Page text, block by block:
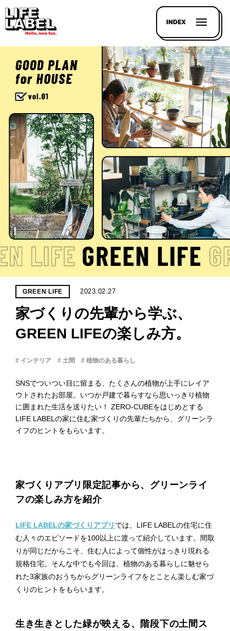
INDEX
記事を
探す
LL
HOUSE
LINE-
UP
PROJECT
WHAT’S
LIFE
LABEL
会社概
要
バシー
ポリシ
GREEN LIFE 2023.02.27
家づくりの先輩から学ぶ、
GREEN LIFEの楽しみ方。
# インテリア # 土間 # 植物のある暮らし
SNSでついつい目に留まる、たくさんの植物が上手にレイア
ウトされたお部屋。いつか戸建で暮らすなら思いっきり植物
に囲まれた生活を送りたい！ ZERO-CUBEをはじめとする
LIFE LABELの家に住む家づくりの先輩たちから、グリーンラ
イフのヒントをもらいます。
家づくりアプリ限定記事から、グリーンライ
フの楽しみ方を紹介
LIFE LABELの家づくりアプリ では、LIFE LABELの住宅に住
む人々のエピソードを100以上に渡って紹介しています。間取
りが同じだからこそ、住む人によって個性がはっきり現れる
規格住宅。そんな中でも今回は、植物のある暮らしに魅せら
れた3家族のおうちからグリーンライフをとことん楽しむ家づ
くりのヒントをもらいます。
生き生きとした緑が映える、階段下の土間ス